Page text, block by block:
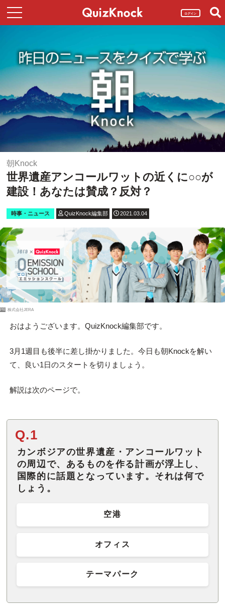
ログイン
朝Knock
世界遺産アンコールワットの近くに○○が
建設！あなたは賛成？反対？
時事・ニュース QuizKnock編集部 2021.03.04
PR 株式会社JERA
おはようございます。QuizKnock編集部です。
3月1週目も後半に差し掛かりました。今日も朝Knockを解い
て、良い1日のスタートを切りましょう。
解説は次のページで。
Q.1
カンボジアの世界遺産・アンコールワット
の周辺で、あるものを作る計画が浮上し、
国際的に話題となっています。それは何で
しょう。
空港
オフィス
テーマパーク